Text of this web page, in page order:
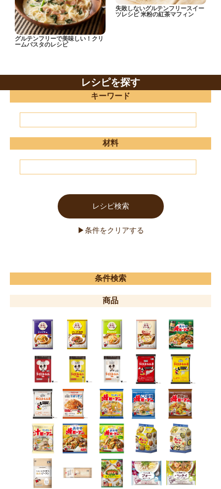
グルテンフリーで美味しい！クリ
ームパスタのレシピ
失敗しないグルテンフリースイー
ツレシピ 米粉の紅茶マフィン
レシピを探す
キーワード
材料
条件検索
商品